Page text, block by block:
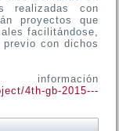
realizadas con
proyectos que
facilitándose,
con dichos
4th-gb-2015---